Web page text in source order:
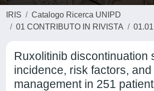
IRIS
Catalogo Ricerca UNIPD
01 CONTRIBUTO IN RIVISTA
Ruxolitinib discontinuation
incidence, risk factors, and
management in 251